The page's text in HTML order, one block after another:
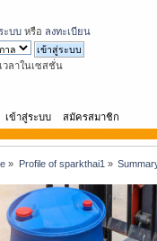
ะบบ หรือ ลงทะเบียน
วลาในเซสชั่น
เข้าสู่ระบบ สมัครสมาชิก
» Profile of sparkthai1 »